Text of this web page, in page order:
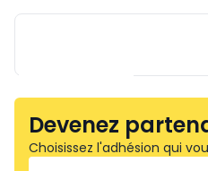
Devenez
Choisissez l'adhésion qui